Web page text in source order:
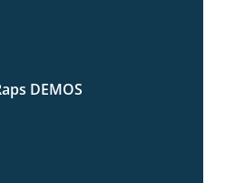
DEMOS